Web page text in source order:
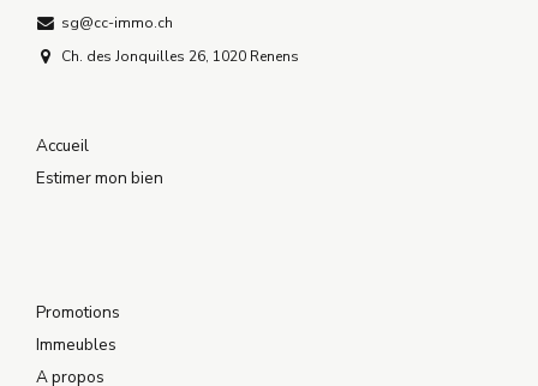
sg@cc-immo.ch
Ch. des Jonquilles 26, 1020 Renens
Accueil
Estimer mon bien
Promotions
Immeubles
A propos